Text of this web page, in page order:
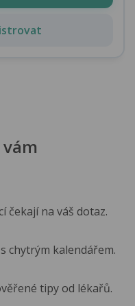
čekají na váš dotaz.
chytrým kalendářem.
tipy od lékařů.